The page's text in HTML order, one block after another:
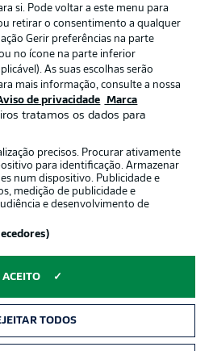
Emissoras
Marca
Jogadores
Gruppe GmbH
idioma
visualização
si. Pode voltar a este menu para
retirar o consentimento a qualquer
Gerir preferências na parte
no ícone na parte inferior
As suas escolhas serão
mais informação, consulte a nossa
de privacidade Marca
tratamos os dados para
precisos. Procurar ativamente
para identificação. Armazenar
num dispositivo. Publicidade e
medição de publicidade e
e desenvolvimento de
ACEITO
TODOS